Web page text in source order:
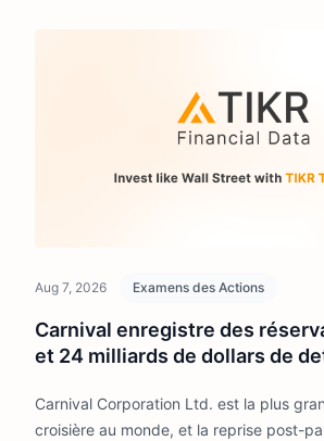
Aug 7, 2026 Examens des Actions
Carnival enregistre des
et 24 milliards de dollars de
Carnival Corporation Ltd. est la plus
croisière au monde, et la reprise post-